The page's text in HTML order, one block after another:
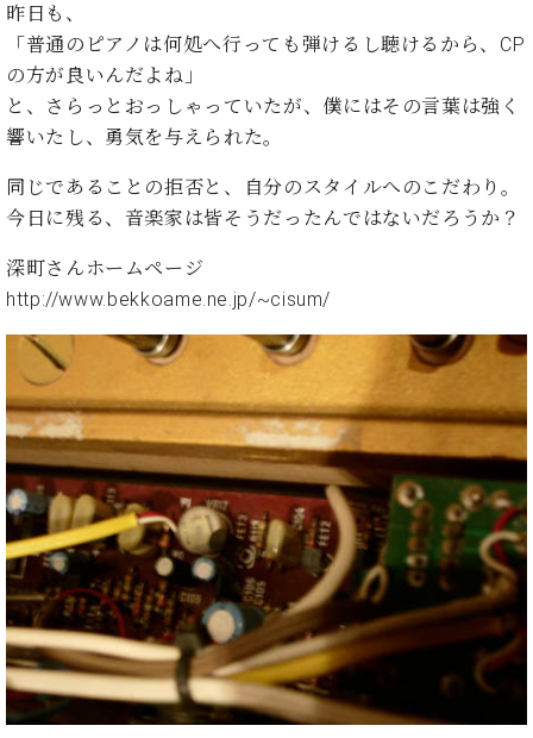
ン
コ
サ
ー
グ
ラ
ド
ピ
C.
ベ
シ
ュ
タ
ン
コ
ン
サ
ー
ト
シ
ュ
ー
レ
入
実
ホ
ー
ス
タ
ジ
オ
納
入
実
績
音
楽
教
室
ン
イ
ベ
ン
ト
代
理
主
催
ベ
ン
ト
コ
ン
ク
ー
ル
音
楽
教
室
ーレ
音楽
教室
ヒ
シ
タ
ン
・
セ
ト
ラ
ム
東
京
店
長
ご
挨
拶
展
示
問
合
せ
昨日も、
「普通のピアノは何処へ行っても弾けるし聴けるから、CP
の方が良いんだよね」
と、さらっとおっしゃっていたが、僕にはその言葉は強く
響いたし、勇気を与えられた。
同じであることの拒否と、自分のスタイルへのこだわり。
今日に残る、音楽家は皆そうだったんではないだろうか？
深町さんホームページ
http://www.bekkoame.ne.jp/~cisum/